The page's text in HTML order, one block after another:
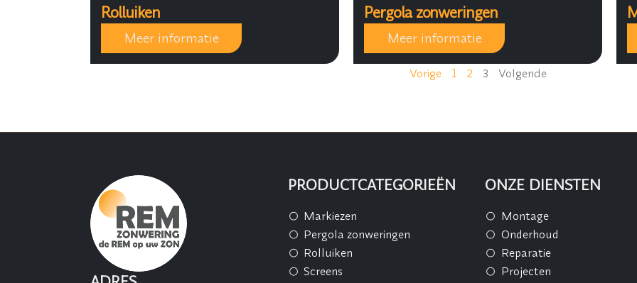
Rolluiken
Meer informatie
Pergola zonweringen
Meer informatie
Vorige 1 2 3 Volgende
PRODUCTCATEGORIEËN
Markiezen
Pergola zonweringen
Rolluiken
Screens
ONZE DIENSTEN
Montage
Onderhoud
Reparatie
Projecten